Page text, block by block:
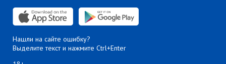
Нашли на сайте ошибку?
Выделите текст и нажмите Ctrl+Enter